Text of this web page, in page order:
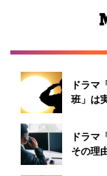
ドラマ
班」は
ドラマ
その理